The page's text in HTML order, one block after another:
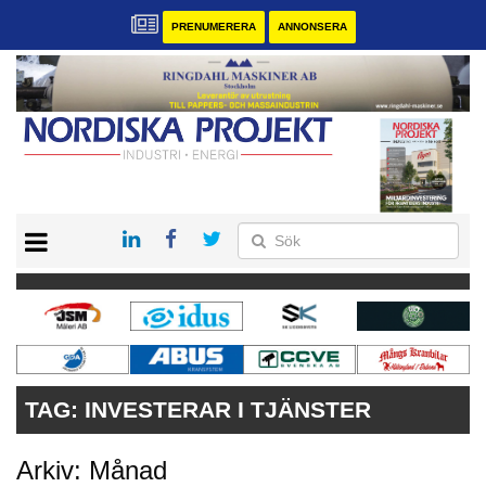
PRENUMERERA ANNONSERA
KONTAKT
VÅRA ANDRA MAGASIN
PRENUMERERA
ANNONSERA
TAG: INVESTERAR I TJÄNSTER
Arkiv: Månad